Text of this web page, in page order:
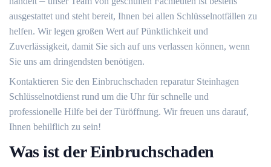
ausgestattet und steht bereit, Ihnen bei allen Schlüsselnotfällen zu
helfen.​ Wir legen großen Wert auf Pünktlichkeit und
Zuverlässigkeit, damit Sie sich auf uns verlassen können, wenn
Sie uns am dringendsten benötigen.​
Kontaktieren Sie den Einbruchschaden reparatur Steinhagen
Schlüsselnotdienst rund um die Uhr für schnelle und
professionelle Hilfe bei der Türöffnung. Wir freuen uns darauf,
Ihnen behilflich zu sein!
Was ist der Einbruchschaden